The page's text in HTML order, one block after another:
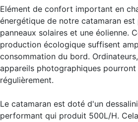
Elément de confort important en
énergétique de notre catamaran
panneaux solaires et une éolienne.
production écologique suffisent
consommation du bord.
appareils photographiques
régulièrement.
Le catamaran est doté d'un
performant qui produit 500L/H.